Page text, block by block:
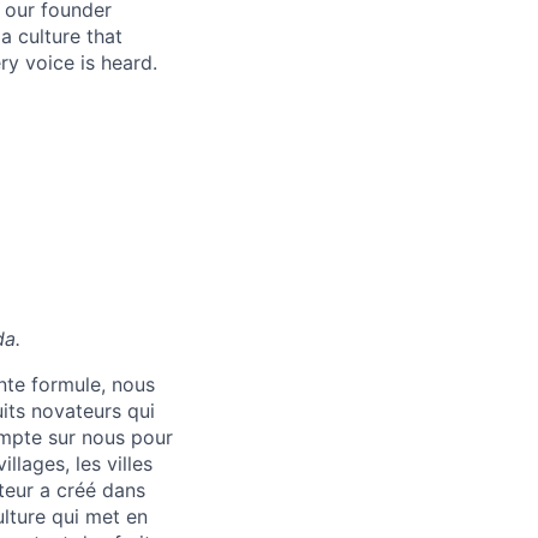
founder
culture that
voice is heard.
formule, nous
novateurs qui
sur nous pour
les villes
a créé dans
qui met en